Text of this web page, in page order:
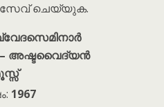
സേവ് ചെയ്യുക.
അഷ്ടവൈദ്യൻ
1967